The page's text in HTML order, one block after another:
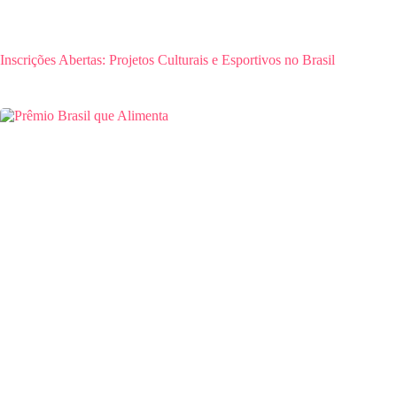
Inscrições Abertas: Projetos Culturais e Esportivos no Brasil